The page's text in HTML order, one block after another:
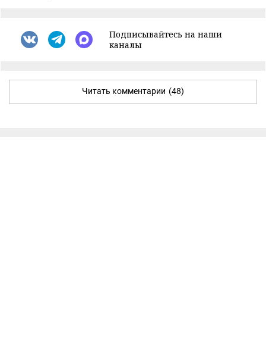
Подписывайтесь на наши
каналы
Читать комментарии (48)